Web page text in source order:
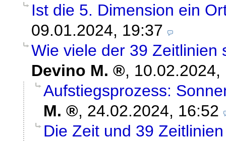
Ist die 5. Dimension ein
09.01.2024, 19:37
Wie viele der 39 Zeitlinien
Devino M.
, 10.02.2024,
Aufstiegsprozess:
M.
, 24.02.2024, 16:52
Die Zeit und 39